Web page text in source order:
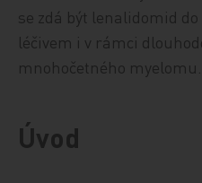
se zdá být lenalidomid
léčivem i v rámci
mnohočetného myelomu.
Úvod